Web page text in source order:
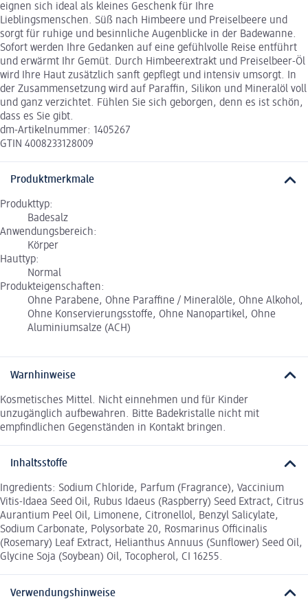
eignen sich ideal als kleines Geschenk für Ihre
Lieblingsmenschen. Süß nach Himbeere und Preiselbeere und
sorgt für ruhige und besinnliche Augenblicke in der Badewanne.
Sofort werden Ihre Gedanken auf eine gefühlvolle Reise entführt
und erwärmt Ihr Gemüt. Durch Himbeerextrakt und Preiselbeer-Öl
wird Ihre Haut zusätzlich sanft gepflegt und intensiv umsorgt. In
der Zusammensetzung wird auf Paraffin, Silikon und Mineralöl voll
und ganz verzichtet. Fühlen Sie sich geborgen, denn es ist schön,
dass es Sie gibt.
dm-Artikelnummer: 1405267
GTIN 4008233128009
Produktmerkmale
Produkttyp:
Badesalz
Anwendungsbereich:
Körper
Hauttyp:
Normal
Produkteigenschaften:
Ohne Parabene, Ohne Paraffine / Mineralöle, Ohne Alkohol,
Ohne Konservierungsstoffe, Ohne Nanopartikel, Ohne
Aluminiumsalze (ACH)
Warnhinweise
Kosmetisches Mittel. Nicht einnehmen und für Kinder
unzugänglich aufbewahren. Bitte Badekristalle nicht mit
empfindlichen Gegenständen in Kontakt bringen.
Inhaltsstoffe
Ingredients: Sodium Chloride, Parfum (Fragrance), Vaccinium
Vitis-Idaea Seed Oil, Rubus Idaeus (Raspberry) Seed Extract, Citrus
Aurantium Peel Oil, Limonene, Citronellol, Benzyl Salicylate,
Sodium Carbonate, Polysorbate 20, Rosmarinus Officinalis
(Rosemary) Leaf Extract, Helianthus Annuus (Sunflower) Seed Oil,
Glycine Soja (Soybean) Oil, Tocopherol, CI 16255.
Verwendungshinweise